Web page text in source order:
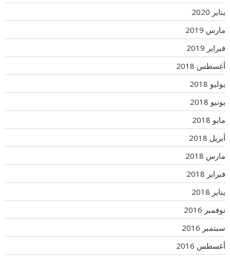
يناير 2020
مارس 2019
فبراير 2019
أغسطس 2018
يوليو 2018
يونيو 2018
مايو 2018
أبريل 2018
مارس 2018
فبراير 2018
يناير 2018
نوفمبر 2016
سبتمبر 2016
أغسطس 2016